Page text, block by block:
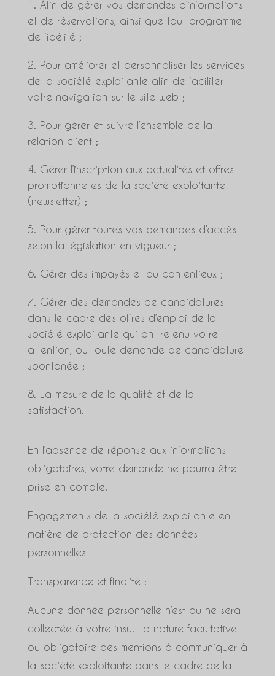
Afin de gérer vos demandes d’informations
et de réservations, ainsi que tout programme
de fidélité ;
Pour améliorer et personnaliser les services
de la société exploitante afin de faciliter
votre navigation sur le site web ;
Pour gérer et suivre l’ensemble de la
relation client ;
Gérer l’inscription aux actualités et offres
promotionnelles de la société exploitante
(newsletter) ;
Pour gérer toutes vos demandes d’accès
selon la législation en vigueur ;
Gérer des impayés et du contentieux ;
Gérer des demandes de candidatures
dans le cadre des offres d’emploi de la
société exploitante qui ont retenu votre
attention, ou toute demande de candidature
spontanée ;
La mesure de la qualité et de la
satisfaction.
En l’absence de réponse aux informations
obligatoires, votre demande ne pourra être
prise en compte.
Engagements de la société exploitante en
matière de protection des données
personnelles
Transparence et finalité :
Aucune donnée personnelle n’est ou ne sera
collectée à votre insu. La nature facultative
ou obligatoire des mentions à communiquer à
la société exploitante dans le cadre de la